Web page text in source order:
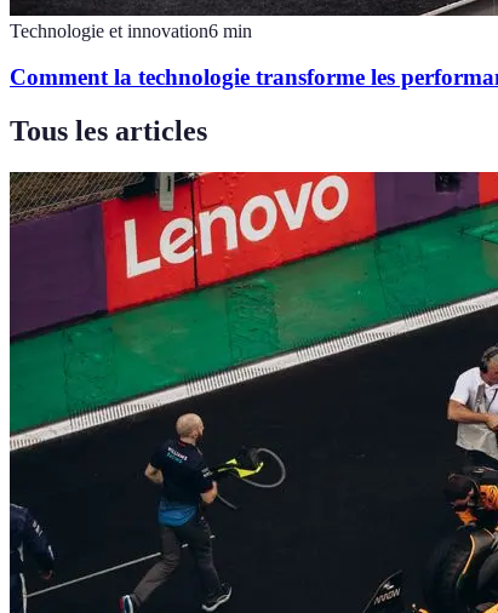
Technologie et innovation6 min
Comment la technologie transforme les
Tous les articles